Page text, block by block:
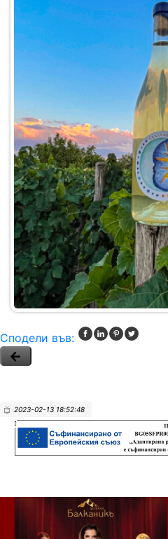
Сподели във:
2023-02-13 18:52:48